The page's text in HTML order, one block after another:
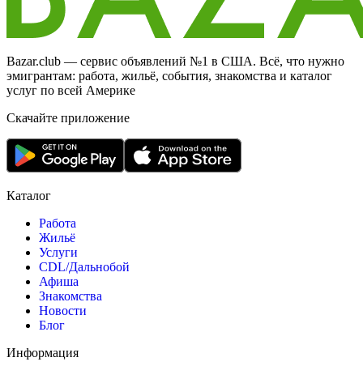
Bazar.club — сервис объявлений №1 в США. Всё, что нужно
эмигрантам: работа, жильё, события, знакомства и каталог
услуг по всей Америке
Скачайте приложение
Каталог
Работа
Жильё
Услуги
CDL/Дальнобой
Афиша
Знакомства
Новости
Блог
Информация